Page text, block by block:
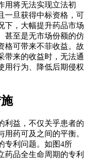
用将无法实现立法初
一旦获得中标资格，可
下，大幅提升药品市场
甚至是无市场份额的仿
格可带来不菲收益。故
带来的收益时，无法通
用行为、降低后期侵权
利益，不仅关乎患者的
药可及之间的平衡。
专利问题。如图4所
药品全生命周期的专利